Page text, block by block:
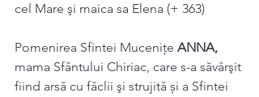
cel Mare şi maica sa Elena (+ 363)
Pomenirea Sfintei Mucenițe ANNA,
mama Sfântului Chiriac, care s-a săvârşit
fiind arsă cu făclii şi strujită și a Sfintei